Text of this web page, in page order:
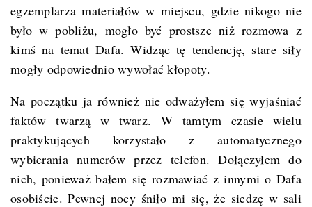
egzemplarza materiałów w miejscu, gdzie nikogo nie
było w pobliżu, mogło być prostsze niż rozmowa z
kimś na temat Dafa. Widząc tę tendencję, stare siły
mogły odpowiednio wywołać kłopoty.
Na początku ja również nie odważyłem się wyjaśniać
faktów twarzą w twarz. W tamtym czasie wielu
praktykujących korzystało z automatycznego
wybierania numerów przez telefon. Dołączyłem do
nich, ponieważ bałem się rozmawiać z innymi o Dafa
osobiście. Pewnej nocy śniło mi się, że siedzę w sali